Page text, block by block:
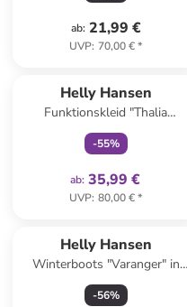
ab: 21,99 €
UVP: 70,00 €*
Helly Hansen
Funktionskleid "Thalia
Summer" in Pink
-55%
ab: 35,99 €
UVP: 80,00 €*
Helly Hansen
Winterboots "Varanger" in
Grün
-56%